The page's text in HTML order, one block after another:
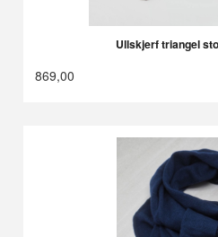
Ullskjerf triangel
869,00